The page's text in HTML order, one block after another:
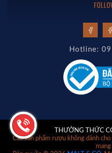
Hotline:
THƯỞNG THỨC
Các sản phẩm rượu không dành